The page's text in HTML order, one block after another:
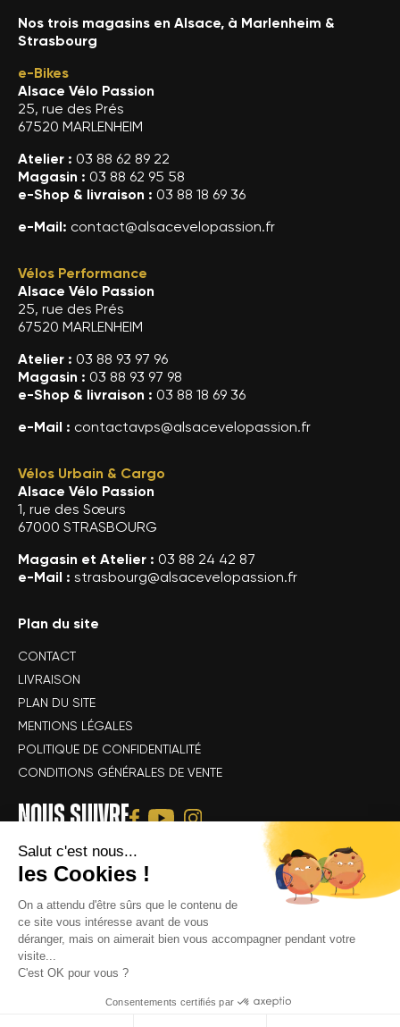
Nos trois magasins en Alsace, à Marlenheim &
Strasbourg
e-Bikes
Alsace Vélo Passion
25, rue des Prés
67520 MARLENHEIM
Atelier : 03 88 62 89 22
Magasin : 03 88 62 95 58
e-Shop & livraison : 03 88 18 69 36
e-Mail: contact@alsacevelopassion.fr
Vélos Performance
Alsace Vélo Passion
25, rue des Prés
67520 MARLENHEIM
Atelier : 03 88 93 97 96
Magasin : 03 88 93 97 98
e-Shop & livraison : 03 88 18 69 36
e-Mail : contactavps@alsacevelopassion.fr
Vélos Urbain & Cargo
Alsace Vélo Passion
1, rue des Sœurs
67000 STRASBOURG
Magasin et Atelier : 03 88 24 42 87
e-Mail : strasbourg@alsacevelopassion.fr
Plan du site
CONTACT
LIVRAISON
PLAN DU SITE
MENTIONS LÉGALES
POLITIQUE DE CONFIDENTIALITÉ
CONDITIONS GÉNÉRALES DE VENTE
NOUS SUIVRE
Tous droits réservés Alsace Velo Passion © -Achat & location de vélos
électriques : VTT, VTC, vélo de route, vélo gravel, speedbike, vélo
cargo électrique
Salut c'est nous...
les Cookies !
On a attendu d'être sûrs que le contenu de
ce site vous intéresse avant de vous
déranger, mais on aimerait bien vous accompagner pendant votre
visite...
C'est OK pour vous ?
Consentements certifiés par